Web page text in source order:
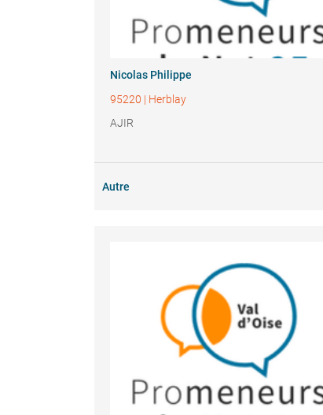
Nicolas Philippe
95220 | Herblay
AJIR
Autre